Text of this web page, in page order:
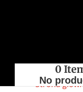
0
No
Strona